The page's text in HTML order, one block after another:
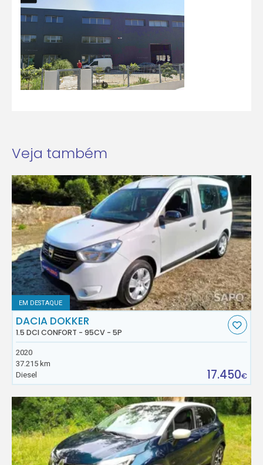
Veja também
EM DESTAQUE
DACIA DOKKER
1.5 DCI CONFORT - 95CV - 5P
2020
37.215 km
Diesel
17.450€